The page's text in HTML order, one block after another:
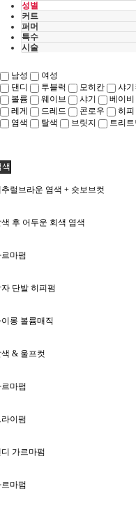
성별
커트
퍼머
특수
시술
남성
여성
댄디
투블럭 모히칸 샤기
볼륨
웨이브 샤기 베이비
레게
드레드 콘로우 히피
염색
탈색 브릿지 트리
색
럴브라운 염색 + 숏보브컷
후 어두운 회색 염색
마펌
단발 히피펌
롱 볼륨매직
& 울프컷
마펌
이펌
가르마펌
마펌